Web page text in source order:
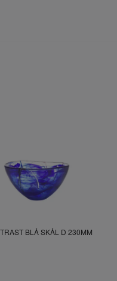
BLÅ SKÅL D 230MM